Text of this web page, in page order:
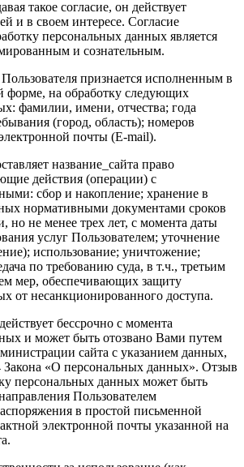
такое согласие, он действует
и в своем интересе. Согласие
персональных данных является
и сознательным.
признается исполненным в
форме, на обработку следующих
фамилии, имени, отчества; года
(город, область); номеров
почты (E-mail).
название_сайта право
действия (операции) с
сбор и накопление; хранение в
нормативными документами сроков
но не менее трех лет, с момента даты
услуг Пользователем; уточнение
использование; уничтожение;
по требованию суда, в т.ч., третьим
мер, обеспечивающих защиту
от несанкционированного доступа.
бессрочно с момента
и может быть отозвано Вами путем
сайта с указанием данных,
Закона «О персональных данных». Отзыв
персональных данных может быть
Пользователем
в простой письменной
электронной почты указанной на